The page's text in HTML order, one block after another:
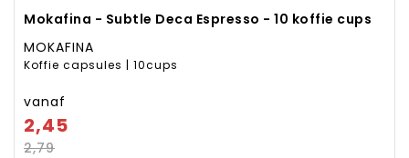
Mokafina - Subtle Deca Espresso - 10 koffie cups
MOKAFINA
Koffie capsules | 10cups
vanaf
2,45
2,79